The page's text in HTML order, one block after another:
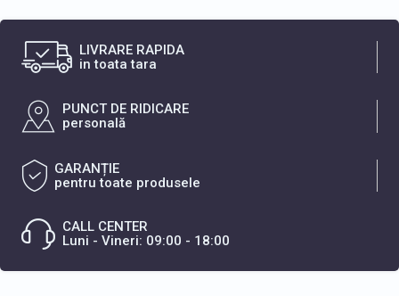
LIVRARE RAPIDA
in toata tara
PUNCT DE RIDICARE
personală
GARANȚIE
pentru toate produsele
CALL CENTER
Luni - Vineri: 09:00 - 18:00